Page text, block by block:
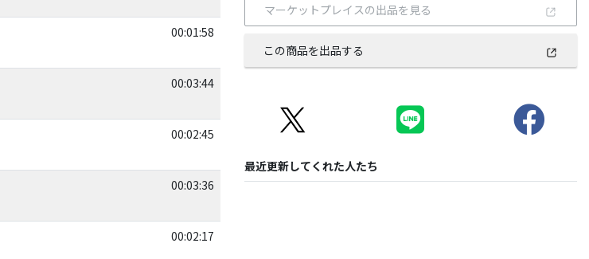
00:01:58
00:03:44
00:02:45
00:03:36
00:02:17
マーケットプレイスの出品を見る
この商品を出品する
最近更新してくれた人たち